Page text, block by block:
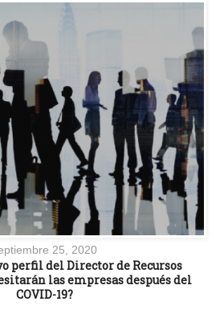
25, 2020
perfil del Director de Recursos
las empresas después del
COVID-19?